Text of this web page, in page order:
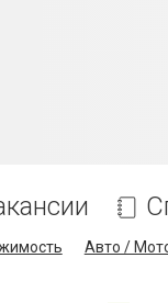
Авто /